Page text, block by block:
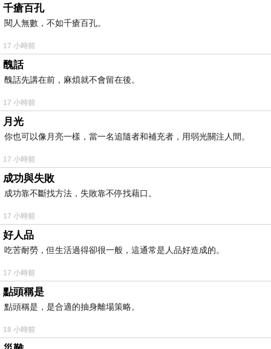
千瘡百孔
閱人無數，不如千瘡百孔。
17 小時前
醜話
醜話先講在前，麻煩就不會留在後。
17 小時前
月光
你也可以像月亮一樣，當一名追隨者和補充者，用弱光關注人間。
17 小時前
成功與失敗
成功靠不斷找方法，失敗靠不停找藉口。
17 小時前
好人品
吃苦耐勞，但生活過得卻很一般，這通常是人品好造成的。
17 小時前
點頭稱是
點頭稱是，是合適的抽身離場策略。
18 小時前